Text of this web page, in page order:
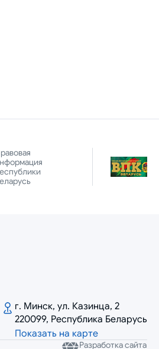
г. Минск, ул. Казинца, 2
220099, Республика Беларусь
Показать на карте
Разработка сайта